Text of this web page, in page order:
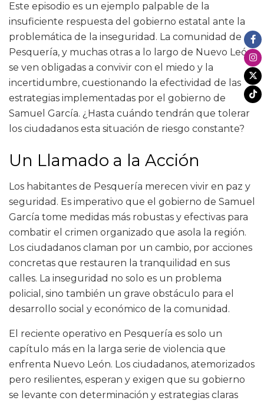
Este episodio es un ejemplo palpable de la
insuficiente respuesta del gobierno estatal ante la
problemática de la inseguridad. La comunidad de
Pesquería, y muchas otras a lo largo de Nuevo León,
se ven obligadas a convivir con el miedo y la
incertidumbre, cuestionando la efectividad de las
estrategias implementadas por el gobierno de
Samuel García. ¿Hasta cuándo tendrán que tolerar
los ciudadanos esta situación de riesgo constante?
Un Llamado a la Acción
Los habitantes de Pesquería merecen vivir en paz y
seguridad. Es imperativo que el gobierno de Samuel
García tome medidas más robustas y efectivas para
combatir el crimen organizado que asola la región.
Los ciudadanos claman por un cambio, por acciones
concretas que restauren la tranquilidad en sus
calles. La inseguridad no solo es un problema
policial, sino también un grave obstáculo para el
desarrollo social y económico de la comunidad.
El reciente operativo en Pesquería es solo un
capítulo más en la larga serie de violencia que
enfrenta Nuevo León. Los ciudadanos, atemorizados
pero resilientes, esperan y exigen que su gobierno
se levante con determinación y estrategias claras